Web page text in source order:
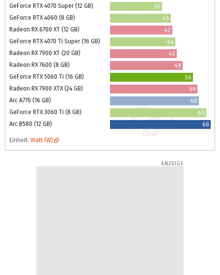
GeForce RTX 4070 Super (12 GB)
35
GeForce RTX 4060 (8 GB)
41
Radeon RX 6700 XT (12 GB)
42
GeForce RTX 4070 Ti Super (16 GB)
44
Radeon RX 7900 XT (20 GB)
45
Radeon RX 7600 (8 GB)
49
GeForce RTX 5060 Ti (16 GB)
56
Radeon RX 7900 XTX (24 GB)
59
Arc A770 (16 GB)
60
GeForce RTX 3060 Ti (8 GB)
65
Arc B580 (12 GB)
68
Einheit: Watt (W)